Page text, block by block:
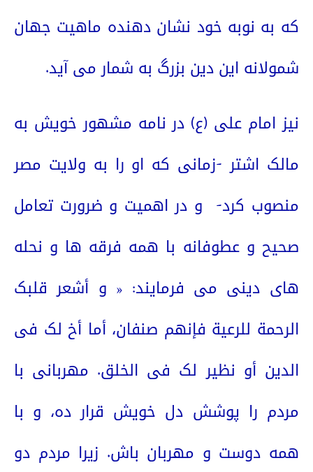
که به نوبه خود نشان دهنده ماهیت جهان
شمولانه این دین بزرگ به شمار می آید.
نیز امام علی (ع) در نامه مشهور خویش به
مالک اشتر -زمانی که او را به ولایت مصر
منصوب کرد- و در اهمیت و ضرورت تعامل
صحیح و عطوفانه با همه فرقه ها و نحله
های دینی می فرمایند: « و أشعر قلبک
الرحمة للرعیة فإنهم صنفان، أما أخ لک فی
الدین أو نظیر لک فی الخلق. مهربانی با
مردم را پوشش دل خویش قرار ده، و با
همه دوست و مهربان باش. زیرا مردم دو